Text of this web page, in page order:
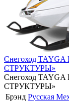
Снегоход
СТРУКТУРЫ»
Снегоход
СТРУКТУРЫ»
Брэнд Русская